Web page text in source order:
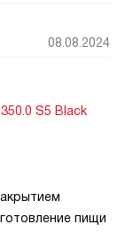
08.08.2024
S5 Black
пищи